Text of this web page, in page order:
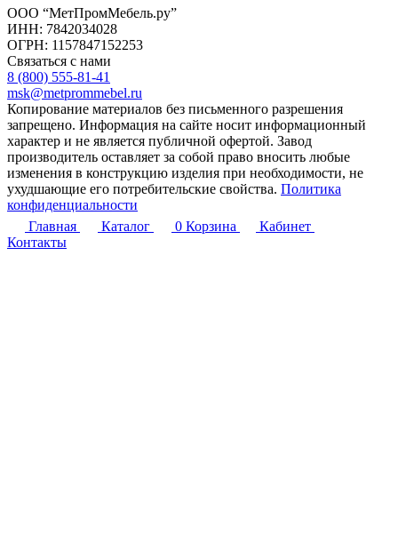
ООО “МетПромМебель.ру”
ИНН: 7842034028
ОГРН: 1157847152253
Связаться с нами
8 (800) 555-81-41
msk@metprommebel.ru
Копирование материалов без письменного разрешения
запрещено. Информация на сайте носит информационный
характер и не является публичной офертой. Завод
производитель оставляет за собой право вносить любые
изменения в конструкцию изделия при необходимости, не
ухудшающие его потребительские свойства. Политика
конфиденциальности
Главная
Каталог 0 Корзина
Кабинет
Контакты